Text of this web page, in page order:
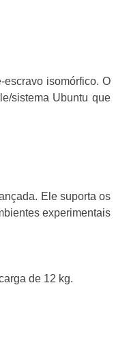
isomórfico. O
sistema Ubuntu que
Ele suporta os
experimentais
de 12 kg.